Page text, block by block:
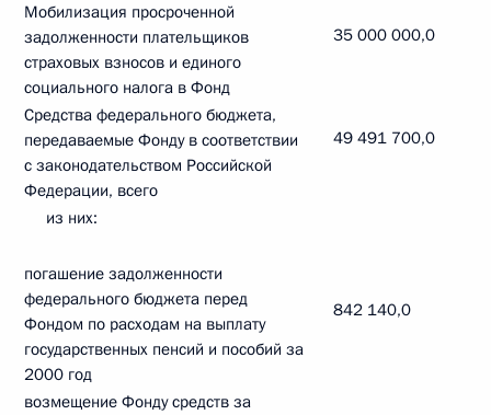
Мобилизация просроченной
задолженности плательщиков
страховых взносов и единого
социального налога в Фонд
35 000 000,0
Средства федерального бюджета,
передаваемые Фонду в соответствии
с законодательством Российской
Федерации, всего
49 491 700,0
из них:
погашение задолженности
федерального бюджета перед
Фондом по расходам на выплату
государственных пенсий и пособий за
2000 год
842 140,0
возмещение Фонду средств за